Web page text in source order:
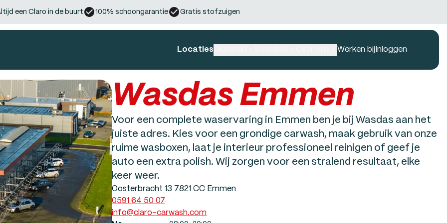
een Claro in de buurt 100% schoongarantie Gratis stofzuigen
Locaties Werken bij Inloggen
Wasdas Emmen
Voor een complete waservaring in Emmen ben je bij Wasdas aan het
juiste adres. Kies voor een grondige carwash, maak gebruik van onze
ruime wasboxen, laat je interieur professioneel reinigen of geef je
auto een extra polish. Wij zorgen voor een stralend resultaat, elke
keer weer.
Oosterbracht 13 7821 CC Emmen
0591 64 50 07
info@claro-carwash.com